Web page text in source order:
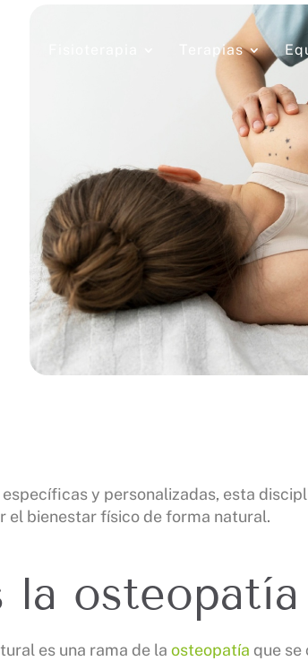
Terapias
y personalizadas, esta
el bienestar físico de forma natural.
la
es una rama de la osteopatía que se